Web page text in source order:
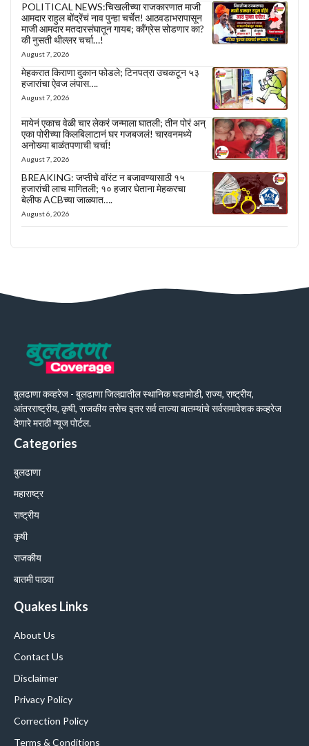
POLITICAL NEWS:चिखलीच्या राजकारणात माजी
आमदार राहुल बोंद्रेंचं नाव पुन्हा चर्चेत! आठवडाभरापासून
माजी आमदार मतदारसंघातून गायब; काँग्रेस सोडणार का?
की नुसती थील्लर चर्चा…!
August 7, 2026
मेहकरात किराणा दुकान फोडले; टिनपत्रा उचकटून ५३
हजारांचा ऐवज लंपास….
August 7, 2026
मायेनं एकाच वेळी चार लेकरं जन्माला घातली; तीन पोरं अन्
एका पोरीच्या किलबिलाटानं घर गजबजलं! चारवनमध्ये
अनोख्या बाळंतपणाची चर्चा!
August 7, 2026
BREAKING: जप्तीचे वॉरंट न बजावण्यासाठी १५
हजारांची लाच मागितली; १० हजार घेताना मेहकरचा
बेलीफ ACBच्या जाळ्यात….
August 6, 2026
बुलढाणा कव्हरेज - बुलढाणा जिल्ह्यातील स्थानिक घडामोडी, राज्य, राष्ट्रीय,
आंतरराष्ट्रीय, कृषी, राजकीय तसेच इतर सर्व ताज्या बातम्यांचे सर्वसमावेशक कव्हरेज
देणारे मराठी न्यूज पोर्टल.
Categories
बुलढाणा
महाराष्ट्र
राष्ट्रीय
कृषी
राजकीय
बातमी पाठवा
Quakes Links
About Us
Contact Us
Disclaimer
Privacy Policy
Correction Policy
Terms & Conditions